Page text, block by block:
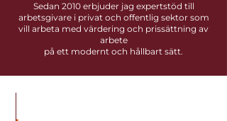
Sedan 2010 erbjuder jag expertstöd till
arbetsgivare i privat och offentlig sektor som
vill arbeta med värdering och prissättning av
arbete
på ett modernt och hållbart sätt.